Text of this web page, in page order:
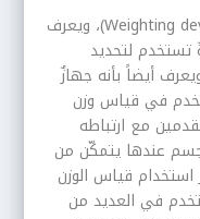
يُعرف باللغة الإنجليزية بمصطلح (Weighting device)، ويعرف
تستخدم لتحديد
أيضاً بأنه جهازٌ
في قياس وزن
مع ارتباطه
عندها يتمكّن من
استخدام قياس الوزن
في العديد من